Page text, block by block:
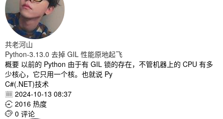
共老河山
Python-3.13.0 去掉 GIL 性能原地起飞
概要 以前的 Python 由于有 GIL 锁的存在，不管机器上的 CPU 有多
少核心，它只用一个核。也就说 Py
C#(.NET)技术
 2024-10-13 08:37
 2016 热度
 0 评论